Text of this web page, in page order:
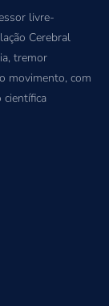
livre-
Cerebral
tremor
movimento, com
científica